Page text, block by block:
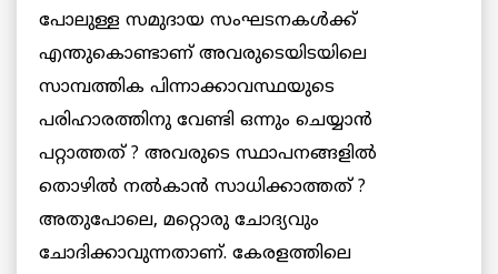
പോലുള്ള സമുദായ സംഘടനകൾക്ക്
എന്തുകൊണ്ടാണ് അവരുടെയിടയിലെ
സാമ്പത്തിക പിന്നാക്കാവസ്ഥയുടെ
പരിഹാരത്തിനു വേണ്ടി ഒന്നും ചെയ്യാന്‍
പറ്റാത്തത് ? അവരുടെ സ്ഥാപനങ്ങളില്‍
തൊഴില്‍ നൽകാൻ സാധിക്കാത്തത് ?
അതുപോലെ, മറ്റൊരു ചോദ്യവും
ചോദിക്കാവുന്നതാണ്. കേരളത്തിലെ